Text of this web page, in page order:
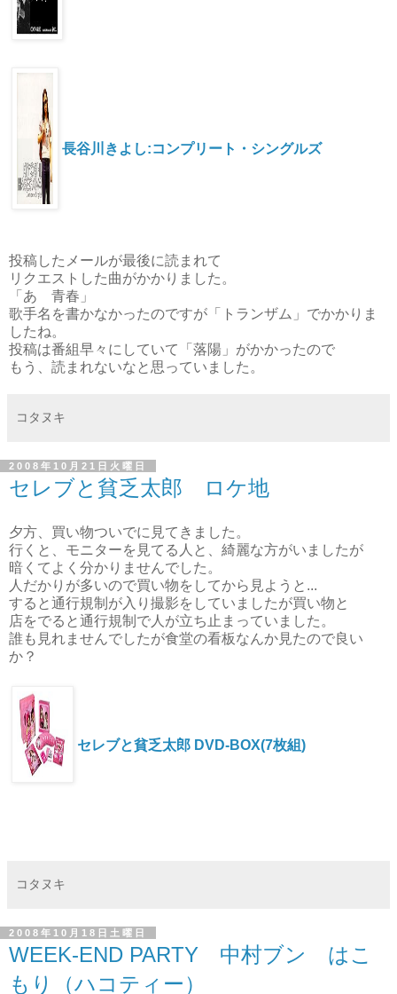
長谷川きよし:コンプリート・シングルズ
投稿したメールが最後に読まれて
リクエストした曲がかかりました。
「あゝ青春」
歌手名を書かなかったのですが「トランザム」でかかりま
したね。
投稿は番組早々にしていて「落陽」がかかったので
もう、読まれないなと思っていました。
コタヌキ
2008年10月21日火曜日
セレブと貧乏太郎 ロケ地
夕方、買い物ついでに見てきました。
行くと、モニターを見てる人と、綺麗な方がいましたが
暗くてよく分かりませんでした。
人だかりが多いので買い物をしてから見ようと...
すると通行規制が入り撮影をしていましたが買い物と
店をでると通行規制で人が立ち止まっていました。
誰も見れませんでしたが食堂の看板なんか見たので良い
か？
セレブと貧乏太郎 DVD-BOX(7枚組)
コタヌキ
2008年10月18日土曜日
WEEK-END PARTY 中村ブン はこ
もり（ハコティー）